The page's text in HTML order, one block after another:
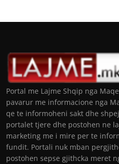
Portal me Lajme Shqip nga
pavarur me informacione nga
qe te informoheni sakt dhe
portalet tjere dhe postohen ne
marketing me i mire per te
fundit. Portali nuk mban
postohen sepse gjithcka meret